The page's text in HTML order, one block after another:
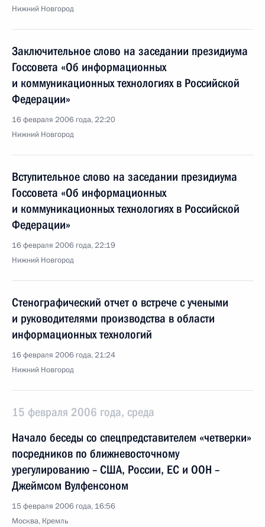
Нижний Новгород
Заключительное слово на заседании президиума
Госсовета «Об информационных
и коммуникационных технологиях в Российской
Федерации»
16 февраля 2006 года, 22:20
Нижний Новгород
Вступительное слово на заседании президиума
Госсовета «Об информационных
и коммуникационных технологиях в Российской
Федерации»
16 февраля 2006 года, 22:19
Нижний Новгород
Стенографический отчет о встрече с учеными
и руководителями производства в области
информационных технологий
16 февраля 2006 года, 21:24
Нижний Новгород
15 февраля 2006 года, среда
Начало беседы со спецпредставителем «четверки»
посредников по ближневосточному
урегулированию – США, России, ЕС и ООН –
Джеймсом Вулфенсоном
15 февраля 2006 года, 16:56
Москва, Кремль